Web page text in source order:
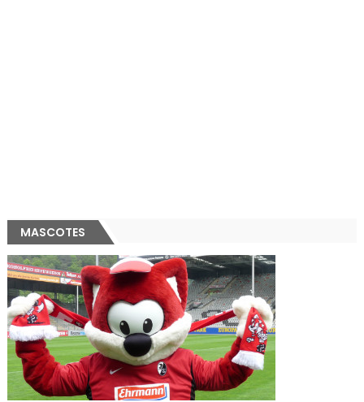
MASCOTES